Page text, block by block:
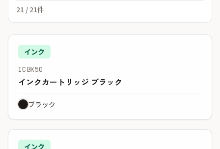
21 / 21件
インク
ICBK50
インクカートリッジ ブラック
ブラック
インク